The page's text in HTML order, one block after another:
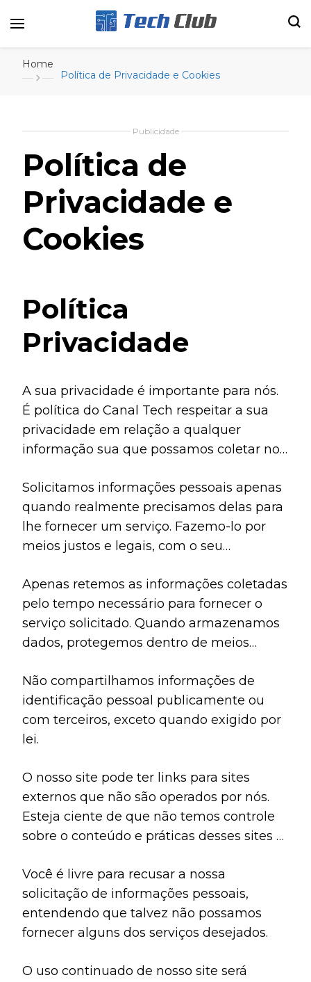
Home
Política de Privacidade e Cookies
Publicidade
Política de
Privacidade e
Cookies
Política
Privacidade
A sua privacidade é importante para nós.
É política do Canal Tech respeitar a sua
privacidade em relação a qualquer
informação sua que possamos coletar no
possuímos e operamos.
Solicitamos informações pessoais apenas
quando realmente precisamos delas para
lhe fornecer um serviço. Fazemo-lo por
meios justos e legais, com o seu
informamos por que estamos coletando e
como será usado.
Apenas retemos as informações coletadas
pelo tempo necessário para fornecer o
serviço solicitado. Quando armazenamos
dados, protegemos dentro de meios
perdas e roubos, bem como acesso,
divulgação, cópia, uso ou modificação não
autorizados.
Não compartilhamos informações de
identificação pessoal publicamente ou
com terceiros, exceto quando exigido por
lei.
O nosso site pode ter links para sites
externos que não são operados por nós.
Esteja ciente de que não temos controle
sobre o conteúdo e práticas desses sites e
por suas respectivas políticas de
privacidade.
Você é livre para recusar a nossa
solicitação de informações pessoais,
entendendo que talvez não possamos
fornecer alguns dos serviços desejados.
O uso continuado de nosso site será